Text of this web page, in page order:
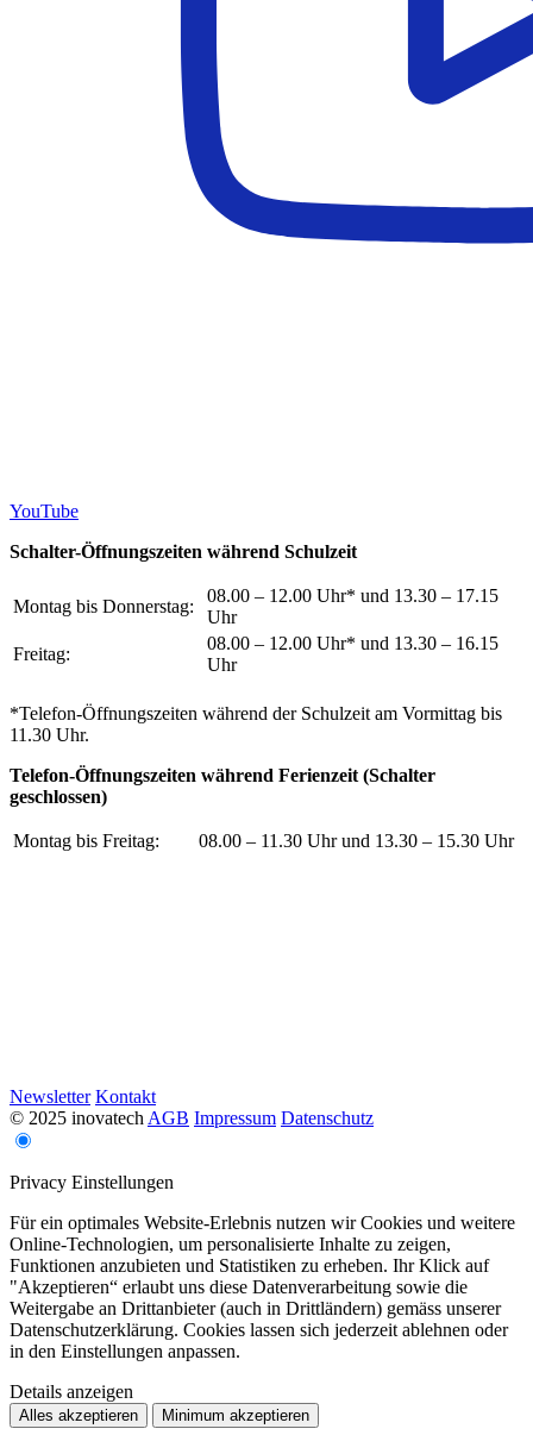
YouTube
Schalter-Öffnungszeiten während Schulzeit
Montag bis Donnerstag:
08.00 – 12.00 Uhr* und 13.30 – 17.15
Uhr
Freitag:
08.00 – 12.00 Uhr* und 13.30 – 16.15
Uhr
*Telefon-Öffnungszeiten während der Schulzeit am Vormittag bis
11.30 Uhr.
Telefon-Öffnungszeiten während Ferienzeit (Schalter
geschlossen)
Montag bis Freitag: 08.00 – 11.30 Uhr und 13.30 – 15.30 Uhr
Newsletter Kontakt
© 2025 inovatech AGB Impressum Datenschutz
Privacy Einstellungen
Für ein optimales Website-Erlebnis nutzen wir Cookies und weitere
Online-Technologien, um personalisierte Inhalte zu zeigen,
Funktionen anzubieten und Statistiken zu erheben. Ihr Klick auf
"Akzeptieren“ erlaubt uns diese Datenverarbeitung sowie die
Weitergabe an Drittanbieter (auch in Drittländern) gemäss unserer
Datenschutzerklärung. Cookies lassen sich jederzeit ablehnen oder
in den Einstellungen anpassen.
Details anzeigen
Alles akzeptieren Minimum akzeptieren